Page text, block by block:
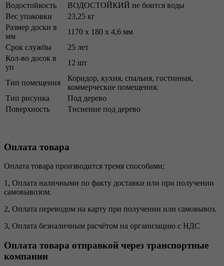
Водостойкость
ВОДОСТОЙКИЙ не боится воды
Вес упаковки
23,25 кг
Размер доски в
мм
1170 х 180 х 4,6 мм
Срок службы
25 лет
Кол-во досок в
уп
12 шт
Тип помещения
Коридор, кухня, спальня, гостинная,
коммерческие помещения.
Тип рисунка
Под дерево
Поверхность
Тиснение под дерево
Оплата товара
Оплата товара производится тремя способами;
1, Оплата наличными по факту доставки или при получении
самовывозом.
2, Оплата переводом на карту при получении или самовывоз.
3, Оплата безналичным расчётом на организацию с НДС
Оплата товара отправкой через транспортные
компании